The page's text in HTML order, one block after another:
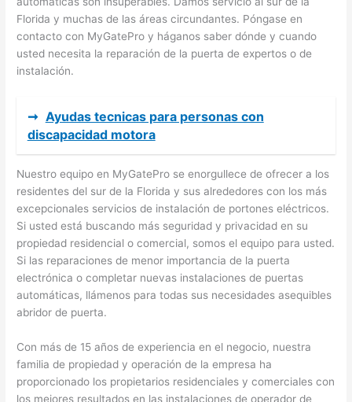
Florida y muchas de las áreas circundantes. Póngase en
contacto con MyGatePro y háganos saber dónde y cuando
usted necesita la reparación de la puerta de expertos o de
instalación.
➞ Ayudas tecnicas para personas con
discapacidad motora
Nuestro equipo en MyGatePro se enorgullece de ofrecer a los
residentes del sur de la Florida y sus alrededores con los más
excepcionales servicios de instalación de portones eléctricos.
Si usted está buscando más seguridad y privacidad en su
propiedad residencial o comercial, somos el equipo para usted.
Si las reparaciones de menor importancia de la puerta
electrónica o completar nuevas instalaciones de puertas
automáticas, llámenos para todas sus necesidades asequibles
abridor de puerta.
Con más de 15 años de experiencia en el negocio, nuestra
familia de propiedad y operación de la empresa ha
proporcionado los propietarios residenciales y comerciales con
los mejores resultados en las instalaciones de operador de